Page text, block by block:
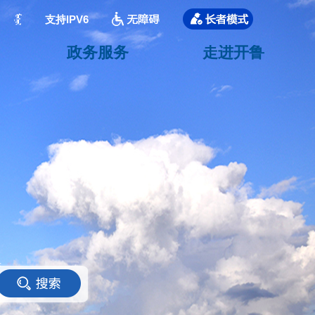
支持IPV6
政务服务 走进开鲁